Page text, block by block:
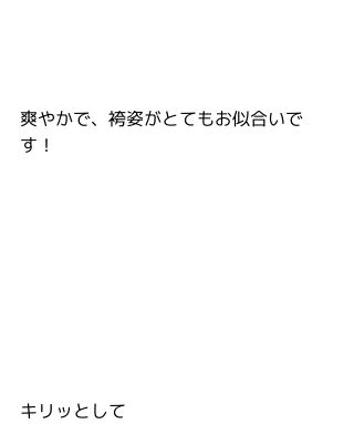
爽やかで、袴姿がとてもお似合いで
す！
キリッとして